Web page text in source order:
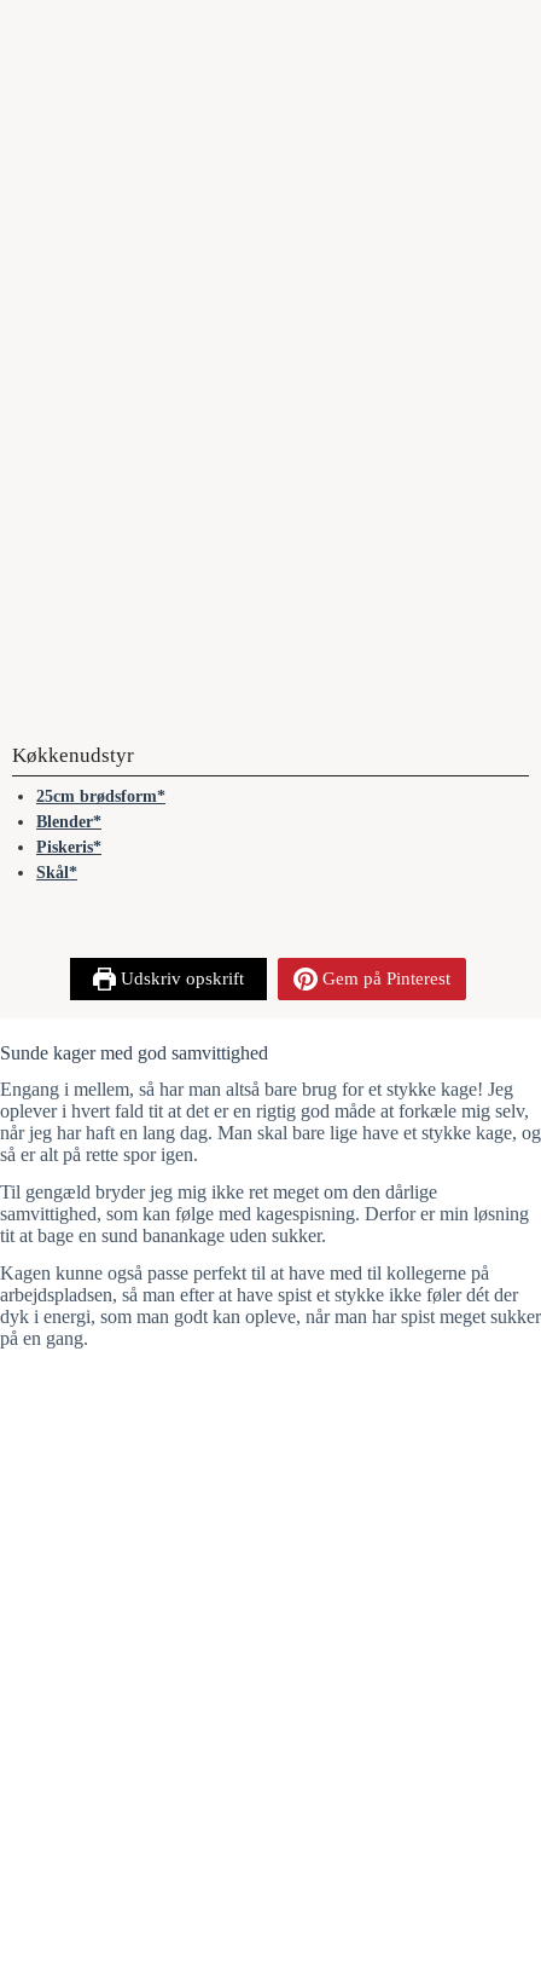
Køkkenudstyr
25cm brødsform
Blender
Piskeris
Skål
Udskriv opskrift Gem på Pinterest
Sunde kager med god samvittighed
Engang i mellem, så har man altså bare brug for et stykke kage! Jeg
oplever i hvert fald tit at det er en rigtig god måde at forkæle mig selv,
når jeg har haft en lang dag. Man skal bare lige have et stykke kage, og
så er alt på rette spor igen.
Til gengæld bryder jeg mig ikke ret meget om den dårlige
samvittighed, som kan følge med kagespisning. Derfor er min løsning
tit at bage en sund banankage uden sukker.
Kagen kunne også passe perfekt til at have med til kollegerne på
arbejdspladsen, så man efter at have spist et stykke ikke føler dét der
dyk i energi, som man godt kan opleve, når man har spist meget sukker
på en gang.